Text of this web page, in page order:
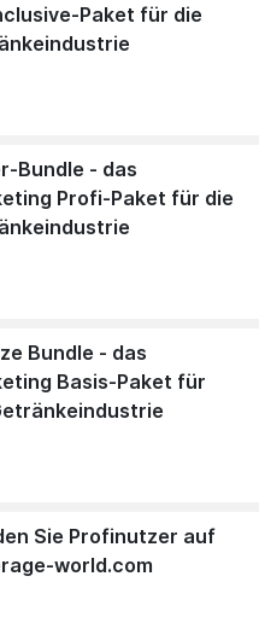
Paket für die
Bundle - das
Profi-Paket für die
Bundle - das
Basis-Paket für
Sie Profinutzer auf
world.com